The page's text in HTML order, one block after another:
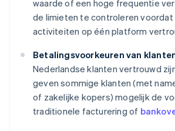
waarde of een hoge frequentie
de limieten te controleren voordat
activiteiten op één platform
Betalingsvoorkeuren van
Nederlandse klanten vertrouwd
geven sommige klanten (met
of zakelijke kopers) mogelijk de
traditionele facturering of